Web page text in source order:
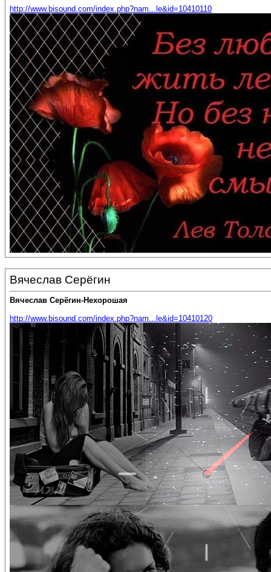
http://www.bisound.com/index.php?nam...le&id=10410110
Вячеслав Серёгин
Вячеслав Серёгин-Нехорошая
http://www.bisound.com/index.php?nam...le&id=10410120